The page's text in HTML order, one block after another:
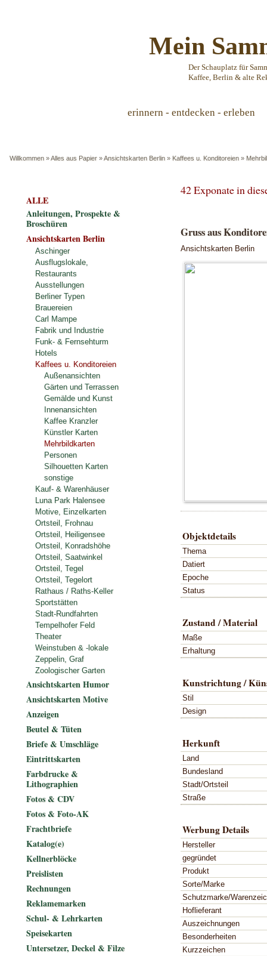
Mein
Der Schauplatz für
Kaffee, Berlin & alte
erinnern - entdecken - erleben
Willkommen »Alles aus Papier »Ansichtskarten Berlin » Kaffees u. Konditoreien »
42 Exponate in
Gruss aus
Ansichtskarten Berlin
Objektdetails
Thema
Datiert
Epoche
Status
Zustand / Material
Maße
Erhaltung
Kunstrichtung /
Stil
Design
Herkunft
Land
Bundesland
Stadt/Ortsteil
Straße
Werbung Details
Hersteller
gegründet
Produkt
Sorte/Marke
Schutzmarke/
Hoflieferant
Auszeichnungen
Besonderheiten
Kurzzeichen
ALLE
Anleitungen, Prospekte &
Broschüren
Ansichtskarten Berlin
Aschinger
Ausflugslokale,
Restaurants
Ausstellungen
Berliner Typen
Brauereien
Carl Mampe
Fabrik und Industrie
Funk- & Fernsehturm
Hotels
Kaffees u. Konditoreien
Außenansichten
Gärten und Terrassen
Gemälde und Kunst
Innenansichten
Kaffee Kranzler
Künstler Karten
Mehrbildkarten
Personen
Silhouetten Karten
sonstige
Kauf- & Warenhäuser
Luna Park Halensee
Motive, Einzelkarten
Ortsteil, Frohnau
Ortsteil, Heiligensee
Ortsteil, Konradshöhe
Ortsteil, Saatwinkel
Ortsteil, Tegel
Ortsteil, Tegelort
Rathaus / Raths-Keller
Sportstätten
Stadt-Rundfahrten
Tempelhofer Feld
Theater
Weinstuben & -lokale
Zeppelin, Graf
Zoologischer Garten
Ansichtskarten Humor
Ansichtskarten Motive
Anzeigen
Beutel & Tüten
Briefe & Umschläge
Eintrittskarten
Farbdrucke &
Lithographien
Fotos & CDV
Fotos & Foto-AK
Frachtbriefe
Katalog(e)
Kellnerblöcke
Preislisten
Rechnungen
Reklamemarken
Schul- & Lehrkarten
Speisekarten
Untersetzer, Deckel & Filze